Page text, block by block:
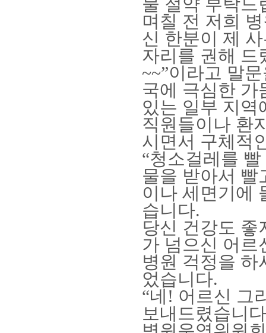
며칠 전 저희
신 한분이 제
자리를 권해 드
~~”이라고 말
국에 극심한 가
있는 일부 지역
직원들이나 환
시면서 구체적
“청소걸레를
물을 받아서 빨
이나 세면기에
습니다.
당신 건강도
가 넘으신 어르
병원 걱정을 하
었습니다.
“네 ! 어르신 그
보내드렸습니다